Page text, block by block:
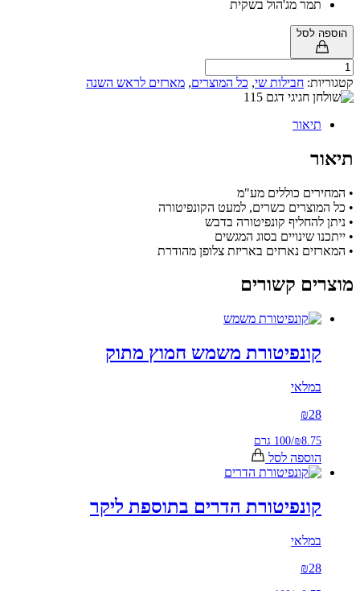
מג'הול בשקית
חבילות שי,כל המוצרים ,מארזים לראש השנה
כוללים מע"מ
כשרים, למעט הקונפיטורה
קונפיטורה בדבש
שינויים בסוג המגשים
נארזים באריזת צלופן מהודרת
קשורים
משמש חמוץ מתוק
100 גרם
לסל
הדרים בתוספת ליקר